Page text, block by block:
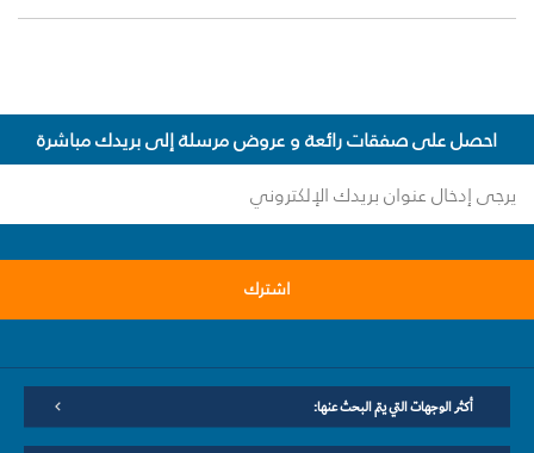
احصل على صفقات رائعة و عروض مرسلة إلى بريدك مباشرة
اشترك
أكثر الوجهات التي يتم البحث عنها: